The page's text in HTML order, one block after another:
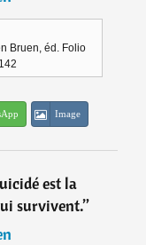
Bruen, éd. Folio
Image
est la
survivent.”